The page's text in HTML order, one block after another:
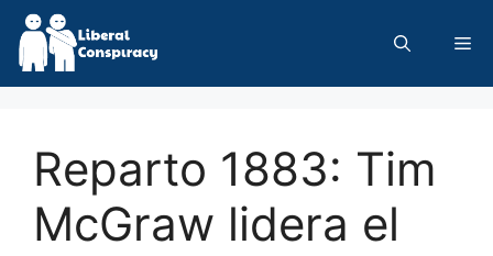
Skip
content
Reparto 1883: Tim
McGraw lidera el